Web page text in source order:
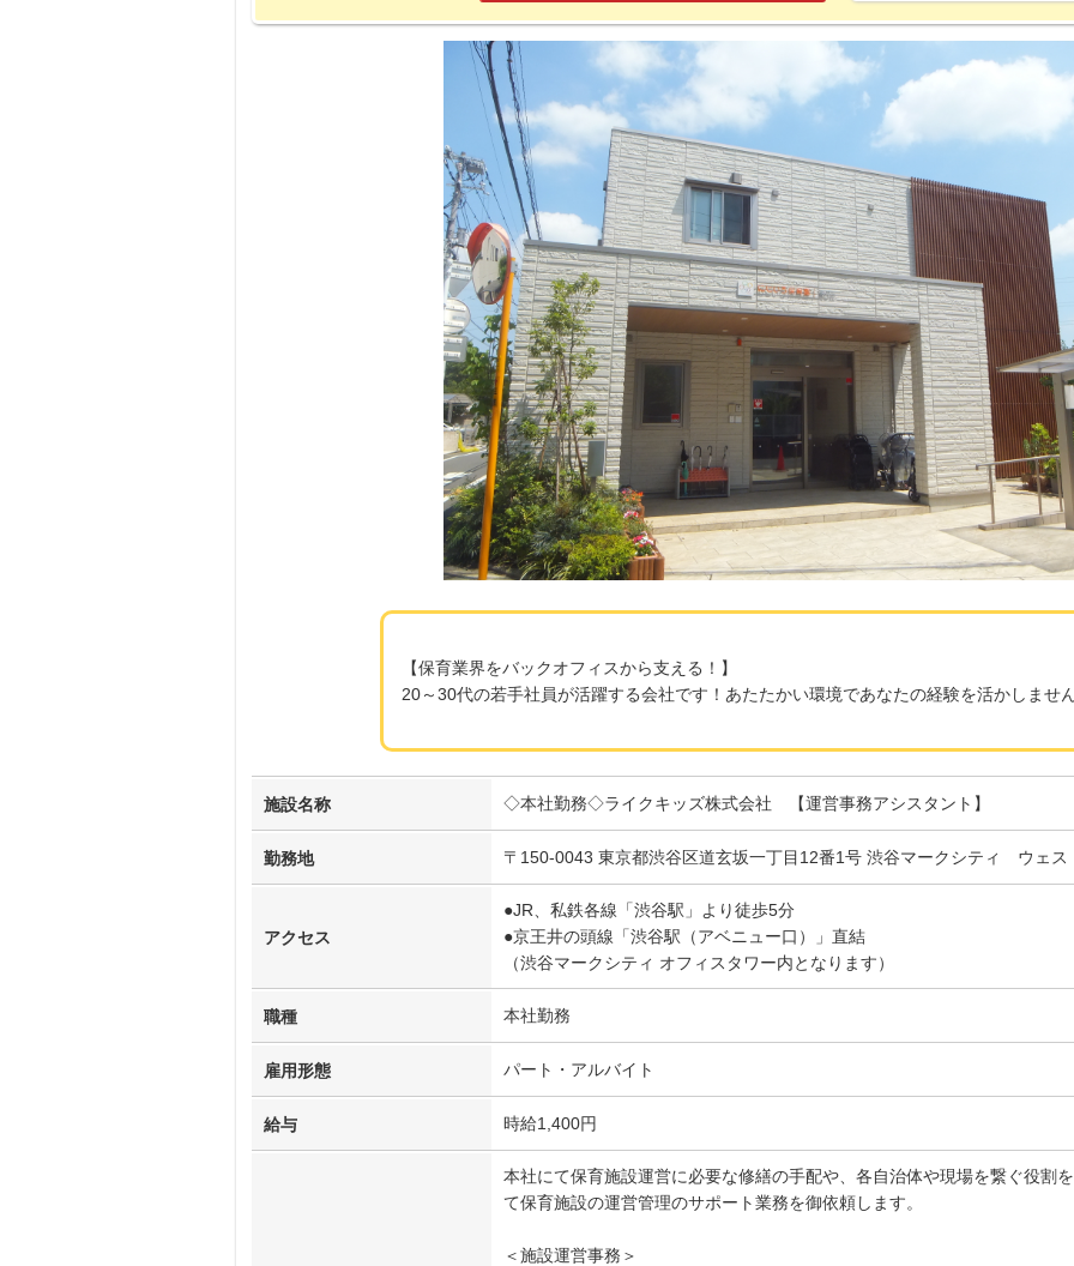
【保育業界をバックオフィスから支える！】
20～30代の若手社員が活躍する会社です！あたたかい環境であなたの経験を活かしませ
施設名称 ◇本社勤務◇ライクキッズ株式会社 【運営事務アシスタント】
勤務地 〒150-0043 東京都渋谷区道玄坂一丁目12番1号 渋谷マークシティ ウェス
アクセス
●JR、私鉄各線「渋谷駅」より徒歩5分
●京王井の頭線「渋谷駅（アベニュー口）」直結
（渋谷マークシティ オフィスタワー内となります）
職種 本社勤務
雇用形態 パート・アルバイト
給与 時給1,400円
本社にて保育施設運営に必要な修繕の手配や、各自治体や現場を繋ぐ役割
て保育施設の運営管理のサポート業務を御依頼します。
＜施設運営事務＞